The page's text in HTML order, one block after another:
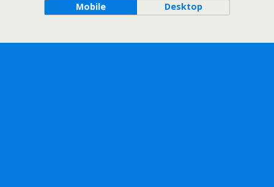
Mobile Desktop